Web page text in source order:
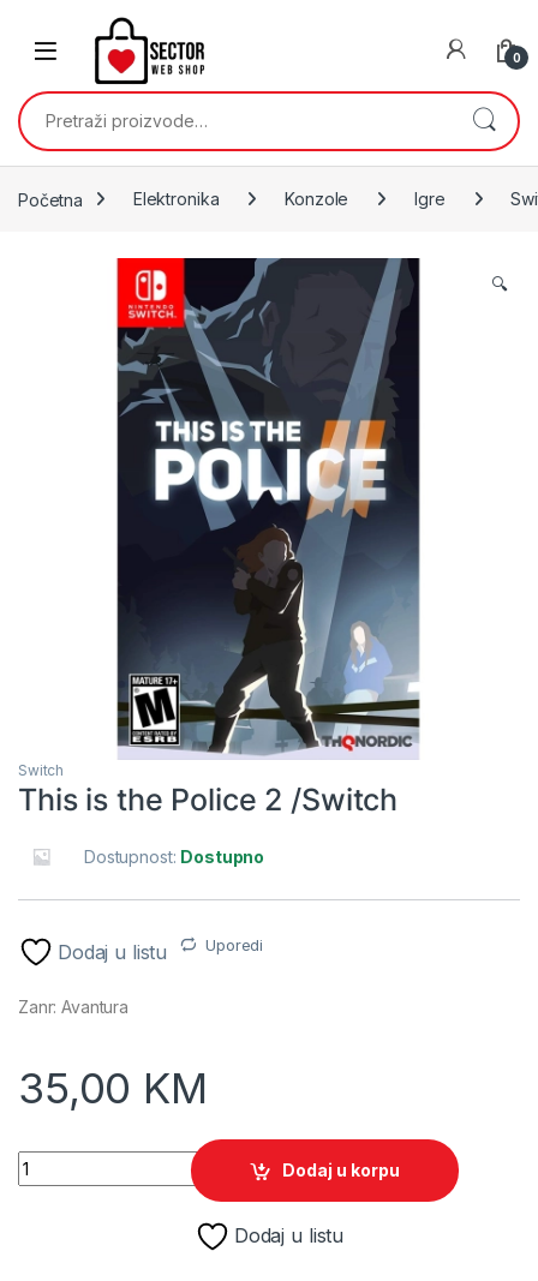
Skip to navigation
0
Pretraži:
Početna Elektronika Konzole Igre
🔍
Switch
This is the Police 2 /Switch
Dostupnost: Dostupno
Dodaj u listu Uporedi
Zanr: Avantura
35,00 KM
This is the Police 2 /Switch quantity
Dodaj u korpu
Dodaj u listu